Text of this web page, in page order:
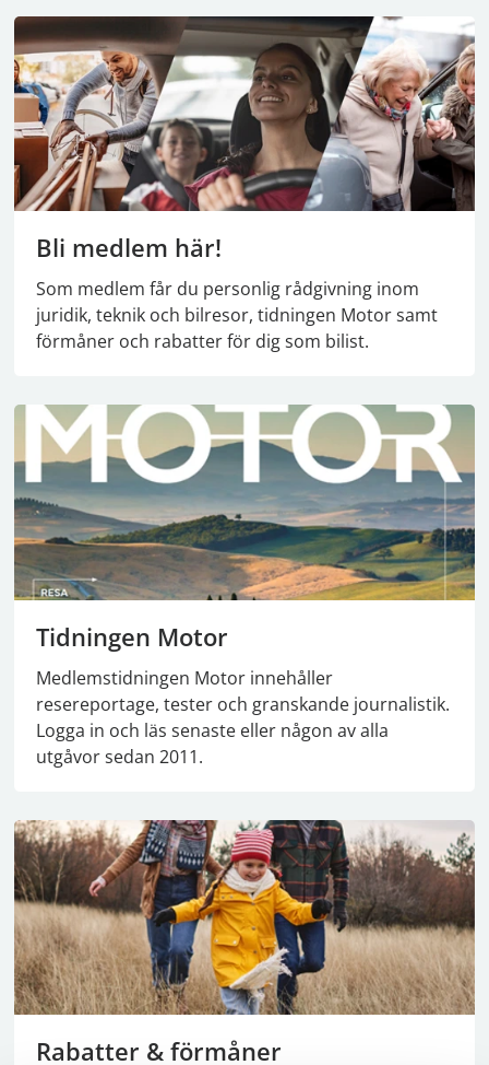
Bli medlem här!
Som medlem får du personlig rådgivning inom
juridik, teknik och bilresor, tidningen Motor samt
förmåner och rabatter för dig som bilist.
Tidningen Motor
Medlemstidningen Motor innehåller
resereportage, tester och granskande journalistik.
Logga in och läs senaste eller någon av alla
utgåvor sedan 2011.
Rabatter & förmåner